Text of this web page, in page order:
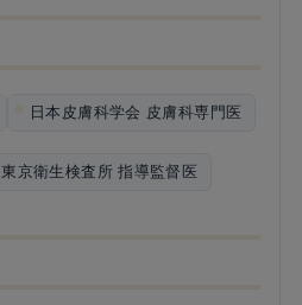
日本皮膚科学会 皮膚科専門医
東京衛生検査所 指導監督医